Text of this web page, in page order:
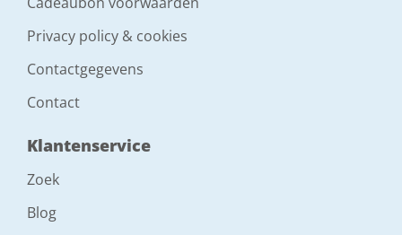
Privacy policy & cookies
Contactgegevens
Contact
Klantenservice
Zoek
Blog